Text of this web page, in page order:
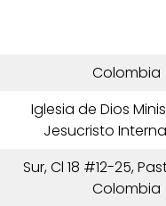
Colombia
Iglesia de Dios
Jesucristo
Sur, Cl 18 #12-25,
Colombia